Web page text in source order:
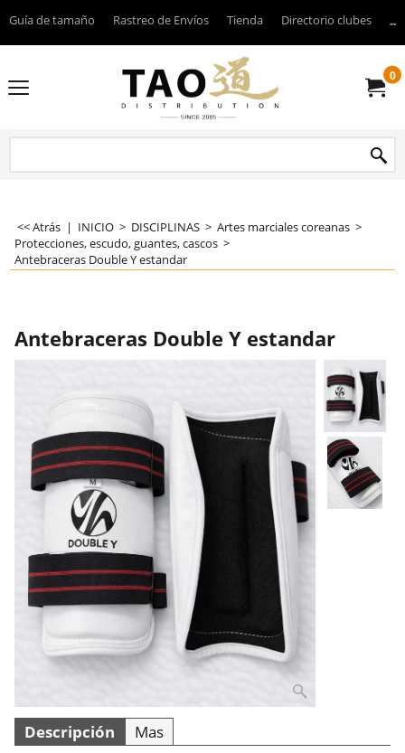
Guía de tamaño Rastreo de Envíos Tienda Directorio clubes
0
<< Atrás | INICIO > DISCIPLINAS > Artes marciales coreanas >
Protecciones, escudo, guantes, cascos >
Antebraceras Double Y estandar
Antebraceras Double Y estandar
Descripción Mas